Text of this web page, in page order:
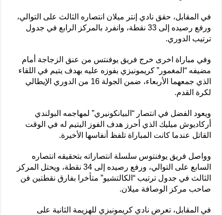
في المقابل، حقق نادي إنتر ميلان انتصاره الثالث على التوالي،
ورفع رصيده إلى 33 نقطة، وانفرد بالمركز الرابع في جدول
ترتيب الدوري.
وفي مباراة اخرى خرج فريق يوفنتس من عنق الزجاجة أمام
مضيفه “المغمور” كريمونيزي بفوزه عليه بهدف يتيم في اللقاء
الذي جمعهما الأربعاء، ضمن الجولة 16 من الدوري الإيطالي
لكرة القدم.
ويعود الفضل في انتصار “البيانكونيري” لمهاجمه البولندي
أركاديوش ميليك الذي أحرز هدف الفوز اليتيم له في الوقت
القاتل عندما كانت المباراة تلفظ أنفاسها الأخيرة.
وواصل فريق يوفنتوس سلسلة انتصاراته بتحقيقه انتصاره
السابع على التوالي، ورفع رصيده إلى 34 نقطة، ويحتل المركز
الثالث في جدول ترتيب “الكالتشيو” متأخرا بفارق نقطتين فن
صاحب مركز الوصافة ميلان.
في المقابل، تعرض نادي كريمونيزي للهزيمة الثانية على